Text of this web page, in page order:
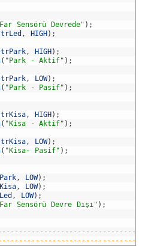
Sensörü Devrede" ) ;
, HIGH ) ;
, HIGH ) ;
( "Park - Aktif" ) ;
, LOW) ;
( "Park - Pasif" ) ;
, HIGH ) ;
( "Kisa - Aktif" ) ;
, LOW) ;
( "Kisa- Pasif" ) ;
, LOW) ;
, LOW) ;
, LOW) ;
Sensörü Devre Dışı" ) ;